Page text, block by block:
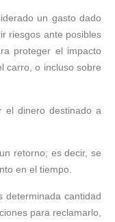
un gasto dado
riesgos ante posibles
proteger el impacto
carro, o incluso sobre
el dinero destinado a
retorno; es decir, se
en el tiempo.
determinada cantidad
para reclamarlo,